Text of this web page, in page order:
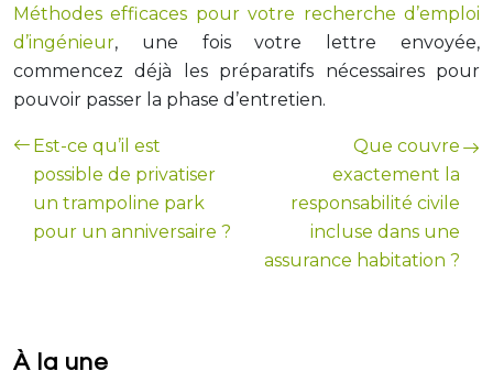
Méthodes efficaces pour votre recherche d’emploi
d’ingénieur, une fois votre lettre envoyée,
commencez déjà les préparatifs nécessaires pour
pouvoir passer la phase d’entretien.
Est-ce qu’il est
possible de privatiser
un trampoline park
pour un anniversaire ?
Que couvre
exactement la
responsabilité civile
incluse dans une
assurance habitation ?
À la une